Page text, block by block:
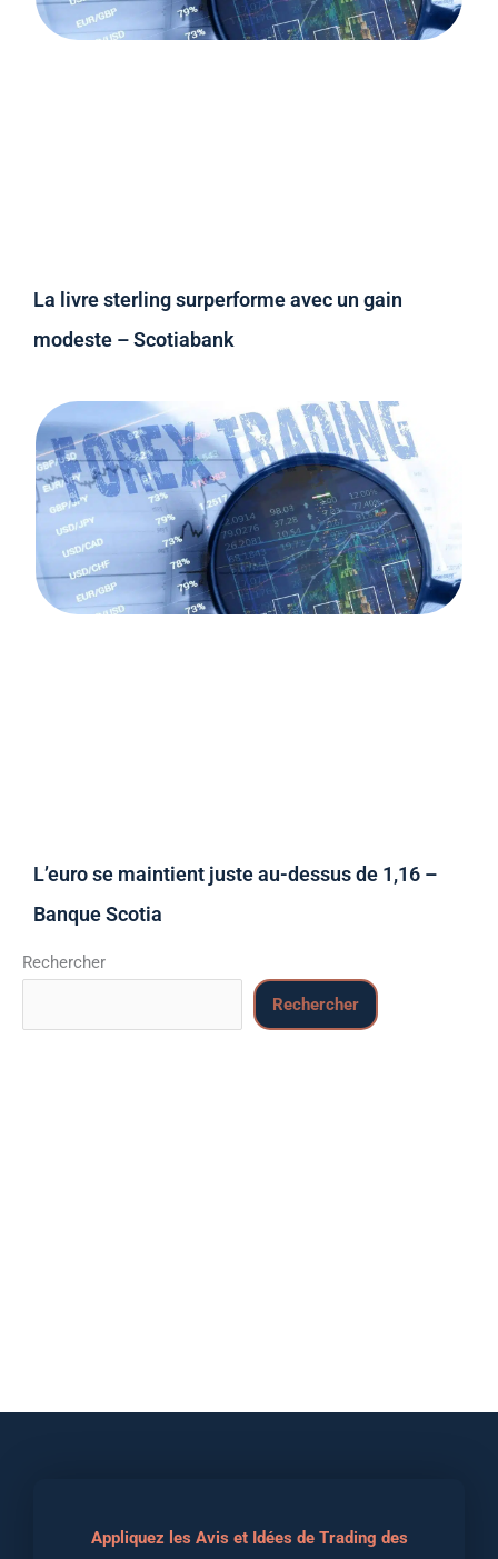
La livre sterling surperforme avec un gain
modeste – Scotiabank
L’euro se maintient juste au-dessus de 1,16 –
Banque Scotia
Rechercher
Rechercher
Appliquez les Avis et Idées de Trading des